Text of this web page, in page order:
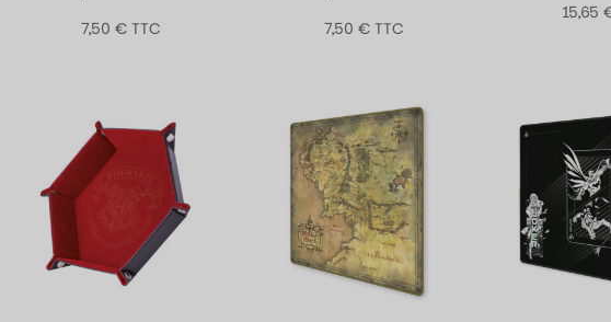
7,50€ TTC 7,50 € TTC
15,65